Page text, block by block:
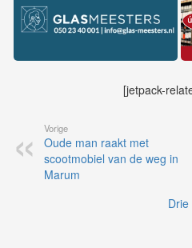
[jetpack-
Vorige
Oude man raakt met
scootmobiel van de weg in
Marum